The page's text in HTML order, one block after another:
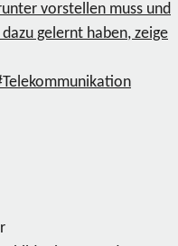
vorstellen muss und
gelernt haben, zeige